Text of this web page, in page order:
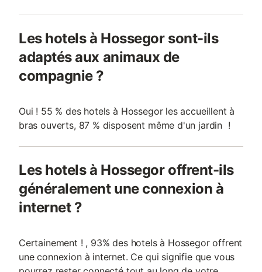
Les hotels à Hossegor sont-ils
adaptés aux animaux de
compagnie ?
Oui ! 55 % des hotels à Hossegor les accueillent à
bras ouverts, 87 % disposent même d'un jardin !
Les hotels à Hossegor offrent-ils
généralement une connexion à
internet ?
Certainement ! , 93% des hotels à Hossegor offrent
une connexion à internet. Ce qui signifie que vous